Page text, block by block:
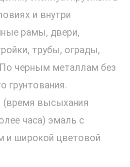
и внутри
рамы, двери,
трубы, ограды,
черным металлам без
грунтования.
(время высыхания
часа) эмаль с
и широкой цветовой